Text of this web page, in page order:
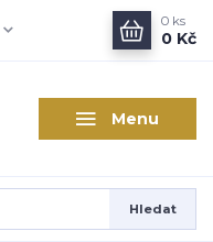
Menu
Hledat
0 ks
0 Kč